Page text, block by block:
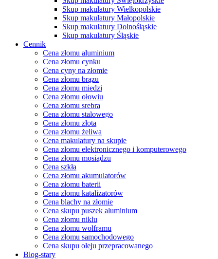
Skup makulatury Wielkopolskie
Skup makulatury Małopolskie
Skup makulatury Dolnośląskie
Skup makulatury Śląskie
Cennik
Cena złomu aluminium
Cena złomu cynku
Cena cyny na złomie
Cena złomu brązu
Cena złomu miedzi
Cena złomu ołowiu
Cena złomu srebra
Cena złomu stalowego
Cena złomu złota
Cena złomu żeliwa
Cena makulatury na skupie
Cena złomu elektronicznego i komputerowego
Cena złomu mosiądzu
Cena szkła
Cena złomu akumulatorów
Cena złomu baterii
Cena złomu katalizatorów
Cena blachy na złomie
Cena skupu puszek aluminium
Cena złomu niklu
Cena złomu wolframu
Cena złomu samochodowego
Cena skupu oleju przepracowanego
Blog-stary